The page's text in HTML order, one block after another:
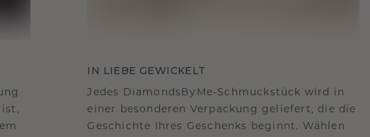
IN LIEBE GEWICKELT
Jedes DiamondsByMe-Schmuckstück wird in
einer besonderen Verpackung geliefert, die die
Geschichte Ihres Geschenks beginnt. Wählen